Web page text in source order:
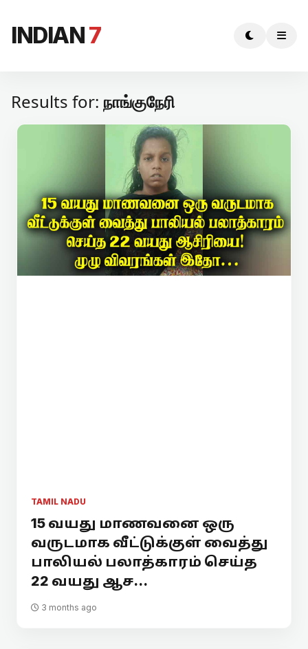
INDIAN7
Results for: நாங்குநேரி
TAMIL NADU
15 வயது மாணவனை ஒரு
வருடமாக வீட்டுக்குள் வைத்து
பாலியல் பலாத்காரம் செய்த
22 வயது ஆச...
3 months ago